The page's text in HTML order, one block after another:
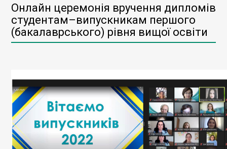
Онлайн церемонія вручення дипломів
студентам–випускникам першого
(бакалаврського) рівня вищої освіти